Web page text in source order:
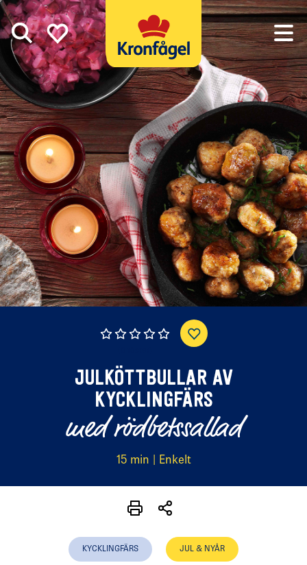
JULKÖTTBULLAR AV
KYCKLINGFÄRS
med rödbetssallad
15 min | Enkelt
KYCKLINGFÄRS JUL & NYÅR